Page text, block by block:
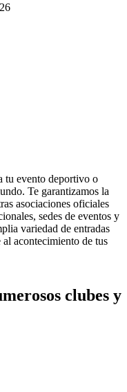
tu evento deportivo o
Te garantizamos la
asociaciones oficiales
sedes de eventos y
variedad de entradas
acontecimiento de tus
clubes y